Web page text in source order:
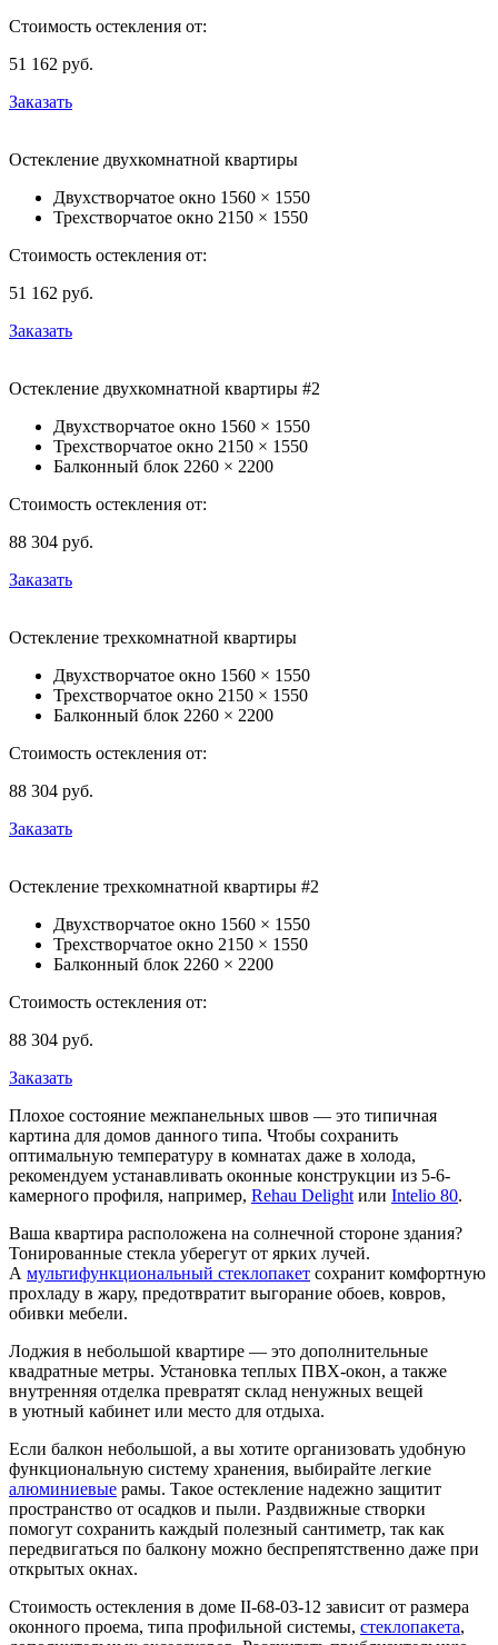
Стоимость остекления от:
51 162 руб.
Заказать
Остекление двухкомнатной квартиры
Двухстворчатое окно 1560 × 1550
Трехстворчатое окно 2150 × 1550
Стоимость остекления от:
51 162 руб.
Заказать
Остекление двухкомнатной квартиры #2
Двухстворчатое окно 1560 × 1550
Трехстворчатое окно 2150 × 1550
Балконный блок 2260 × 2200
Стоимость остекления от:
88 304 руб.
Заказать
Остекление трехкомнатной квартиры
Двухстворчатое окно 1560 × 1550
Трехстворчатое окно 2150 × 1550
Балконный блок 2260 × 2200
Стоимость остекления от:
88 304 руб.
Заказать
Остекление трехкомнатной квартиры #2
Двухстворчатое окно 1560 × 1550
Трехстворчатое окно 2150 × 1550
Балконный блок 2260 × 2200
Стоимость остекления от:
88 304 руб.
Заказать
Плохое состояние межпанельных швов — это типичная
картина для домов данного типа. Чтобы сохранить
оптимальную температуру в комнатах даже в холода,
рекомендуем устанавливать оконные конструкции из 5-6-
камерного профиля, например, Rehau Delight или Intelio 80.
Ваша квартира расположена на солнечной стороне здания?
Тонированные стекла уберегут от ярких лучей.
А мультифункциональный стеклопакет сохранит комфортную
прохладу в жару, предотвратит выгорание обоев, ковров,
обивки мебели.
Лоджия в небольшой квартире — это дополнительные
квадратные метры. Установка теплых ПВХ-окон, а также
внутренняя отделка превратят склад ненужных вещей
в уютный кабинет или место для отдыха.
Если балкон небольшой, а вы хотите организовать удобную
функциональную систему хранения, выбирайте легкие
алюминиевые рамы. Такое остекление надежно защитит
пространство от осадков и пыли. Раздвижные створки
помогут сохранить каждый полезный сантиметр, так как
передвигаться по балкону можно беспрепятственно даже при
открытых окнах.
Стоимость остекления в доме II-68-03-12 зависит от размера
оконного проема, типа профильной системы, стеклопакета,